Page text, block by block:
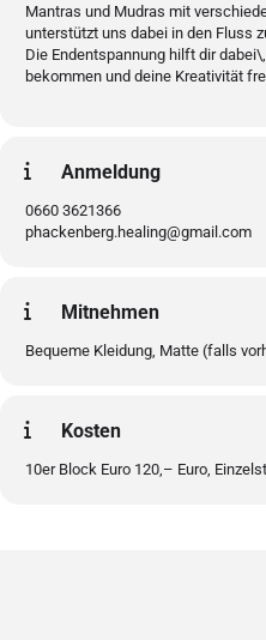
Mantras und Mudras mit
unterstützt uns dabei in den Fluss
Die Endentspannung hilft dir
bekommen und deine Kreativität
Anmeldung
0660 3621366
phackenberg.healing@gmail.com
Mitnehmen
Bequeme Kleidung, Matte (falls
Kosten
10er Block Euro 120,– Euro,